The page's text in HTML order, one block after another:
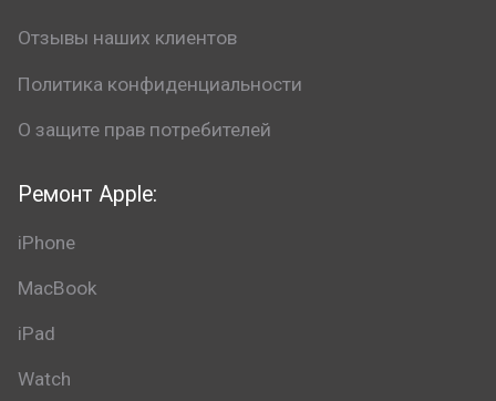
Ремонт Apple:
iPhone
MacBook
iPad
Watch
Отзывы наших клиентов
Политика конфиденциальности
О защите прав потребителей